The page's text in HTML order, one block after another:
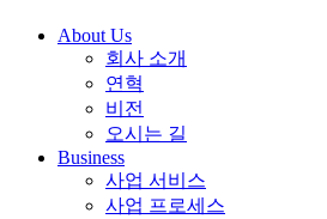
About Us
회사 소개
연혁
비전
오시는 길
Business
사업 서비스
사업 프로세스